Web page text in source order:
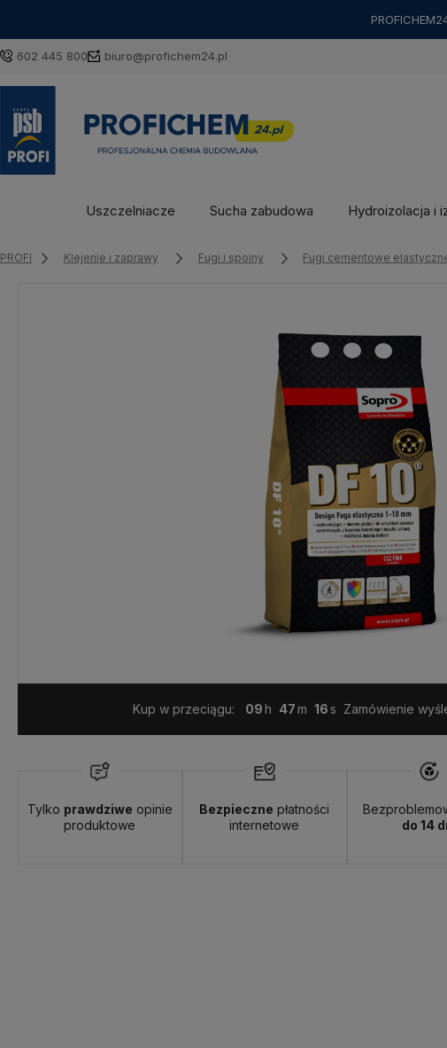
602 445 800 biuro@profichem24.pl
Uszczelniacze Sucha zabudowa Hydroizolacja i
PROFI Klejenie i zaprawy Fugi i spoiny Fugi cementowe
Kup w przeciągu: 09 47 14 Zamówienie
Tylko prawdziwe opinie
produktowe
Bezpieczne płatności
internetowe
do 14